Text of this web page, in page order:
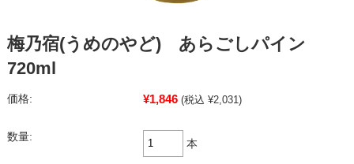
梅乃宿(うめのやど) あらごしパイン
720ml
価格: ¥1,846 (税込 ¥2,031)
数量:
本